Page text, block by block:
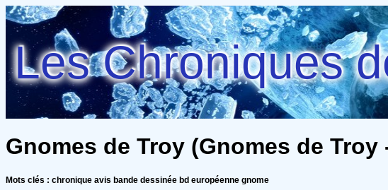
Les Chroniques
Gnomes de Troy (Gnomes de
Mots clés : chronique avis bande dessinée bd européenne gnome